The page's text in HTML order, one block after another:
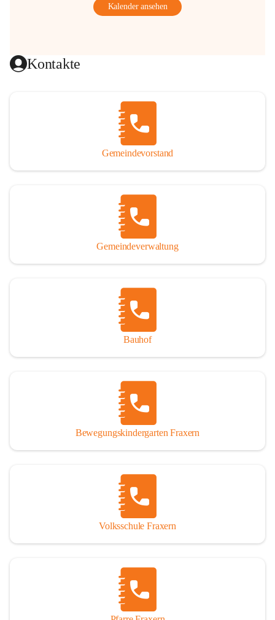
Kalender ansehen
Kontakte
Gemeindevorstand
Gemeindeverwaltung
Bauhof
Bewegungskindergarten Fraxern
Volksschule Fraxern